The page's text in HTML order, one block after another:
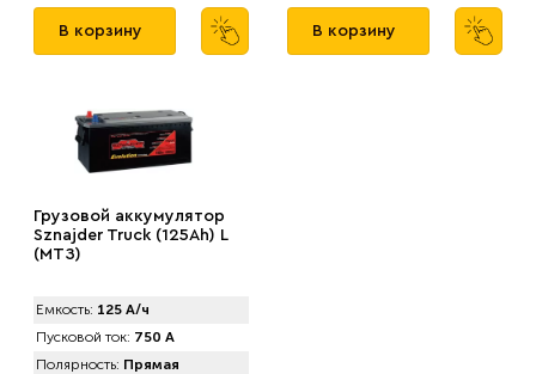
В корзину В корзину
Грузовой аккумулятор
Sznajder Truck (125Ah) L
(МТЗ)
Емкость: 125 А/ч
Пусковой ток: 750 А
Полярность: Прямая